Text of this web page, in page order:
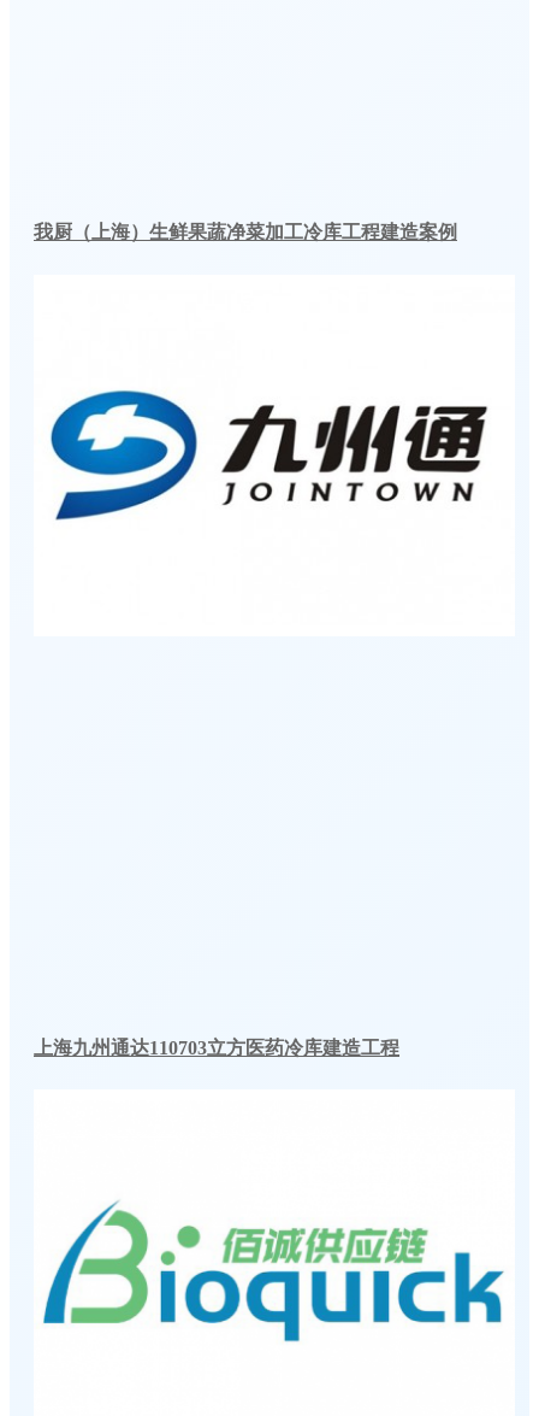
我厨（上海）生鲜果蔬净菜加工冷库工程建造案例
上海九州通达110703立方医药冷库建造工程